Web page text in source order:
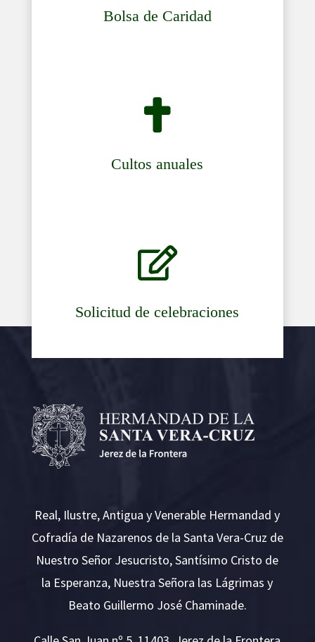
Bolsa de Caridad

Cultos anuales

Solicitud de celebraciones
Real, Ilustre, Antigua y Venerable Hermandad y
Cofradía de Nazarenos de la Santa Vera-Cruz de
Nuestro Señor Jesucristo, Santísimo Cristo de
la Esperanza, Nuestra Señora las Lágrimas y
Beato Guillermo José Chaminade.